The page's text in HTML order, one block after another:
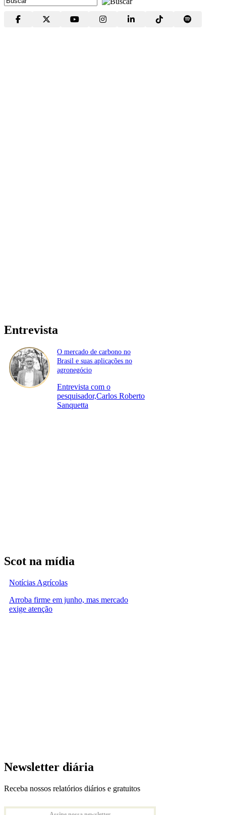
Entrevista
O mercado de carbono no
Brasil e suas aplicações no
agronegócio
Entrevista com o
pesquisador,Carlos Roberto
Sanquetta
Scot na mídia
Notícias Agrícolas
Arroba firme em junho, mas mercado
exige atenção
Newsletter diária
Receba nossos relatórios diários e gratuitos